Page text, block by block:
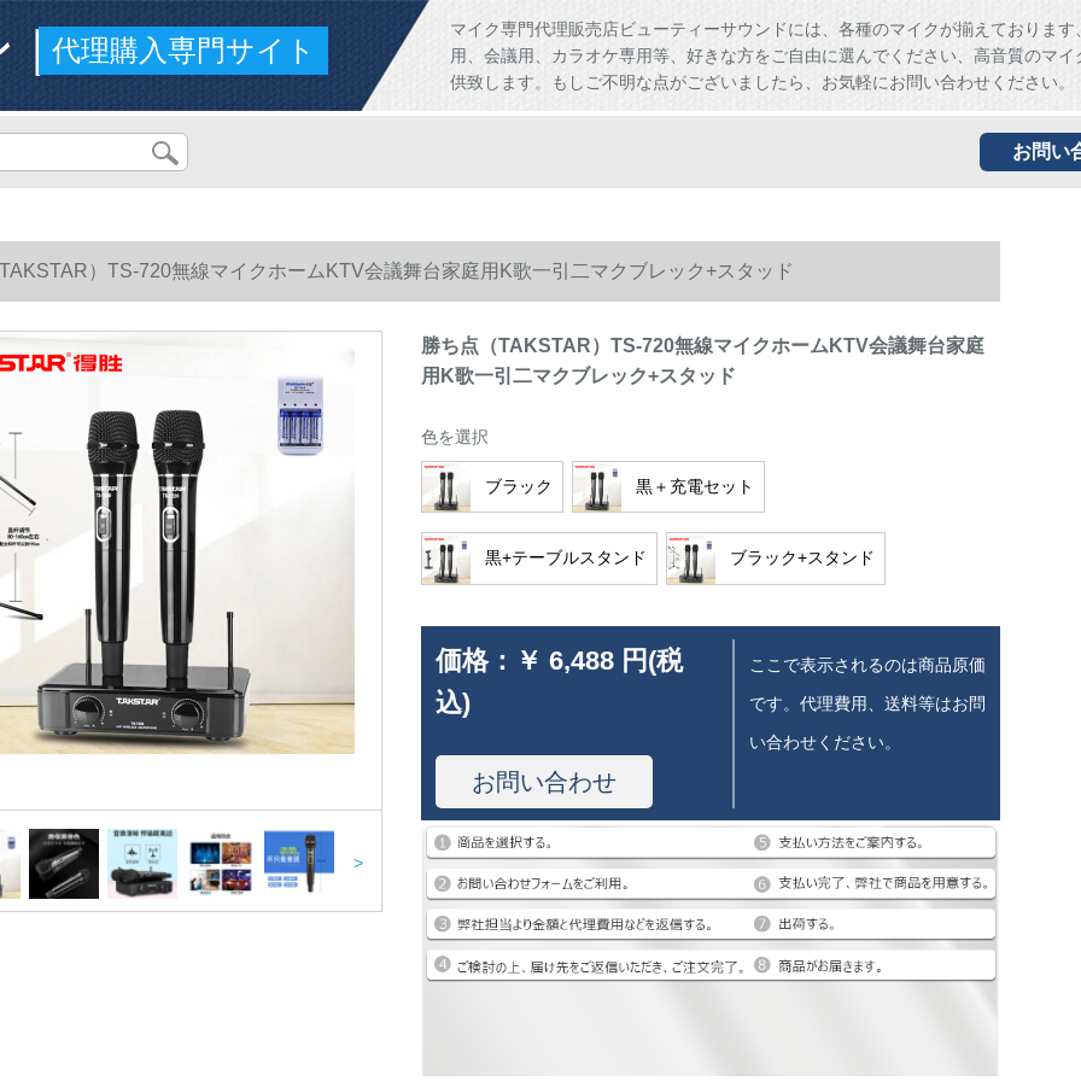
ド代理購入専門サイト
マイク専門代理販売店ビューティーサウンドには、各種のマイクが揃えております
用、会議用、カラオケ専用等、好きな方をご自由に選んでください、高音質のマイ
供致します。もしご不明な点がございましたら、お気軽にお問い合わせください。
お問い
）TS-720無線マイクホームKTV会議舞台家庭用K歌一引二マクブレック+スタッド
>
勝ち点（TAKSTAR）TS-720無線マイクホームKTV会議舞台家庭
用K歌一引二マクブレック+スタッド
色を選択
ブラック 黒＋充電セット
黒+テーブルスタンド ブラック+スタンド
価格： ￥ 6,488 円(税
込)
お問い合わせ
ここで表示されるのは商品原価
です。代理費用、送料等はお問
い合わせください。